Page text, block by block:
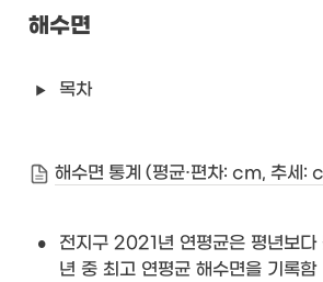
해수면
목차
•
전지구 2021년 연평균은 평년보
년 중 최고 연평균 해수면을 기록함